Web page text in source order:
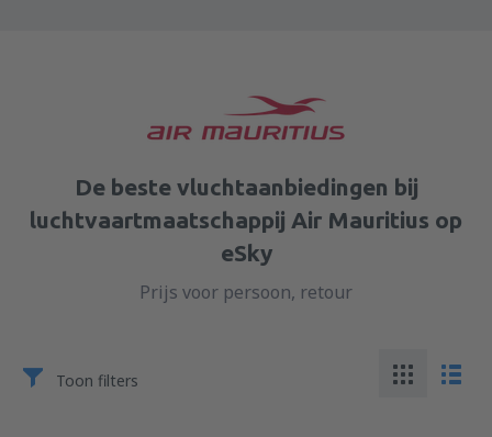
De beste vluchtaanbiedingen bij
luchtvaartmaatschappij Air Mauritius op
eSky
Prijs voor persoon, retour
Toon filters